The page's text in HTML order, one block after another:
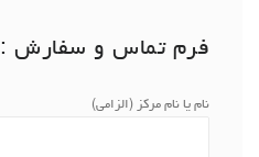
فرم تماس و سفارش :
نام یا نام مرکز (الزامی)